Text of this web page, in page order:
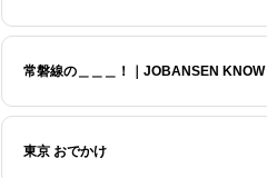
常磐線の＿＿＿！｜JOBANSEN KNOW
東京 おでかけ